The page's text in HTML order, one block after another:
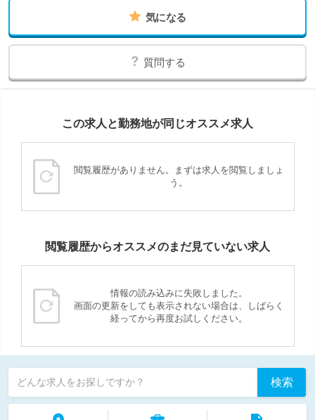
気になる
質問する
この求人と勤務地が同じオススメ求人
閲覧履歴がありません。まずは求人を閲覧しましょ
う。
閲覧履歴からオススメのまだ見ていない求人
情報の読み込みに失敗しました。
画面の更新をしても表示されない場合は、しばらく
経ってから再度お試しください。
どんな求人をお探しですか？ 検索